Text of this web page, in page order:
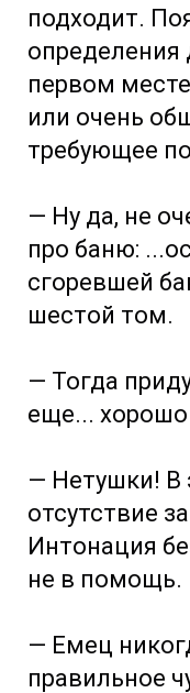
подходит.
определения
первом
или очень
требующее
— Ну да, не
про баню:
сгоревшей
шестой том.
— Тогда
еще... хорошо
— Нетушки! В
отсутствие
Интонация
не в помощь.
— Емец
правильное